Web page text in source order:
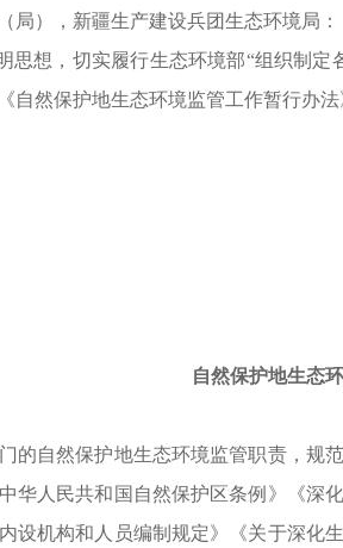
局），新疆生产建设兵团生态环境局：
思想，切实履行生态环境部“组织制定
自然保护地生态环境监管工作暂行办
自然保护地生态
的自然保护地生态环境监管职责，规
华人民共和国自然保护区条例》《深
设机构和人员编制规定》《关于深